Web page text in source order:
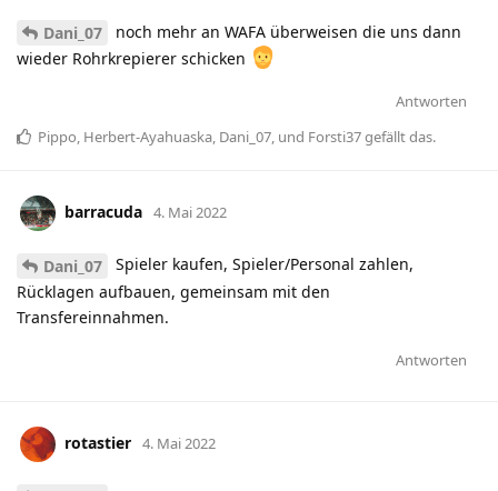
Dani_07
noch mehr an WAFA überweisen die uns dann
wieder Rohrkrepierer schicken
Antworten
Pippo, Herbert-Ayahuaska, Dani_07, und Forsti37gefällt das.
barracuda 4. Mai 2022
Dani_07
Spieler kaufen, Spieler/Personal zahlen,
Rücklagen aufbauen, gemeinsam mit den
Transfereinnahmen.
Antworten
rotastier 4. Mai 2022